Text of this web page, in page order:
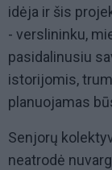
idėja ir šis
- verslininku,
pasidalinusiu
istorijomis,
planuojamas
Senjorų
neatrodė